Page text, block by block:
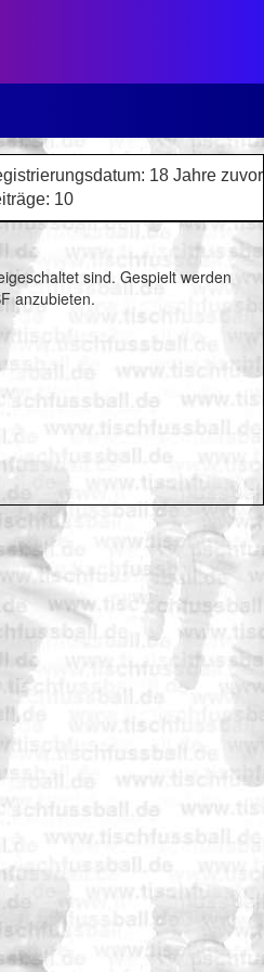
18 Jahre zuvor
10
sind. Gespielt werden
anzubieten.